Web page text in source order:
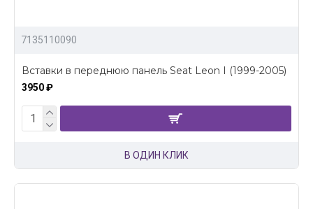
7135110090
Вставки в переднюю панель Seat Leon I (1999-2005)
3950 ₽
В ОДИН КЛИК